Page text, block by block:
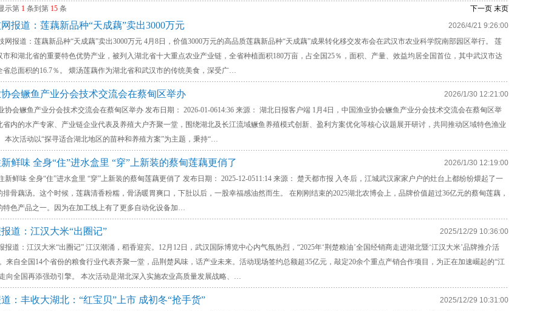
示第 1 条到第 15 条 下一页 末页
网报道：莲藕新品种“天成藕”卖出3000万元
2026/4/21 9:26:00
道：莲藕新品种“天成藕”卖出3000万元 4月8日，价值3000万元的高品质莲藕新品种“天成藕”成果转化移交发布会在武汉市农业科学院南部园区举行。 莲
市和湖北省的重要特色优势产业，被列入湖北省十大重点农业产业链，全省种植面积180万亩，占全国25％，面积、产量、效益均居全国首位，其中武汉市达
省总面积的16.7％。 煨汤莲藕作为湖北省和武汉市的传统美食，深受广…
协会鳜鱼产业分会技术交流会在蔡甸区举办
2026/1/30 12:21:00
鳜鱼产业分会技术交流会在蔡甸区举办 发布日期： 2026-01-0614:36 来源： 湖北日报客户端 1月4日，中国渔业协会鳜鱼产业分会技术交流会在蔡甸区举
省内的水产专家、产业链企业代表及养殖大户齐聚一堂，围绕湖北及长江流域鳜鱼养殖模式创新、盈利方案优化等核心议题展开研讨，共同推动区域特色渔业
本次活动以“探寻适合湖北地区的苗种和养殖方案”为主题，秉持“…
新鲜味 全身“住”进水盒里 “穿”上新装的蔡甸莲藕更俏了
2026/1/30 12:19:00
味 全身“住”进水盒里 “穿”上新装的蔡甸莲藕更俏了 发布日期： 2025-12-0511:14 来源： 楚天都市报 入冬后，江城武汉家家户户的灶台上都纷纷煨起了一
排骨藕汤。这个时候，莲藕清香粉糯，骨汤暖胃爽口，下肚以后，一股幸福感油然而生。 在刚刚结束的2025湖北农博会上，品牌价值超过36亿元的蔡甸莲藕，
特色产品之一。因为在加工线上有了更多自动化设备加…
报道：江汉大米“出圈记”
2025/12/29 10:36:00
：江汉大米“出圈记” 江汉潮涌，稻香迎宾。12月12日，武汉国际博览中心内气氛热烈，“2025年‘荆楚粮油’全国经销商走进湖北暨‘江汉大米’品牌推介活
来自全国14个省份的粮食行业代表齐聚一堂，品荆楚风味，话产业未来。活动现场签约总额超35亿元，敲定20余个重点产销合作项目，为正在加速崛起的“江
向全国再添强劲引擎。 本次活动是湖北深入实施农业高质量发展战略、…
道：丰收大湖北：“红宝贝”上市 成初冬“抢手货”
2025/12/29 10:31:00